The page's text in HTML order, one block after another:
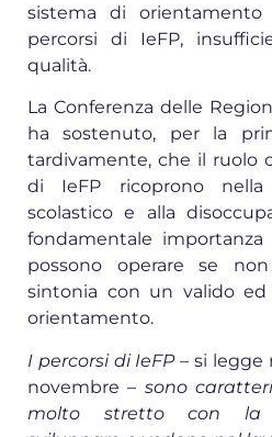
sistema di
percorsi di IeFP,
qualità.
La Conferenza delle
ha sostenuto, per la
tardivamente, che il ruolo
di IeFP ricoprono nella
scolastico e alla
fondamentale
possono operare se
sintonia con un valido
orientamento.
I percorsi di IeFP – si legge
novembre – sono
molto stretto con la